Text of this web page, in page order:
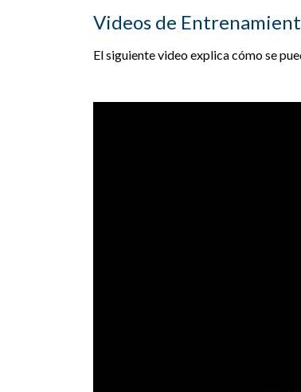
Videos de
El siguiente video explica cómo se